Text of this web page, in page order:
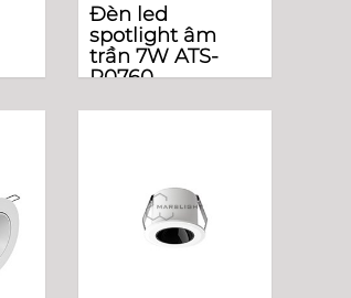
Đèn led
spotlight âm
trần 7W ATS-
R0760